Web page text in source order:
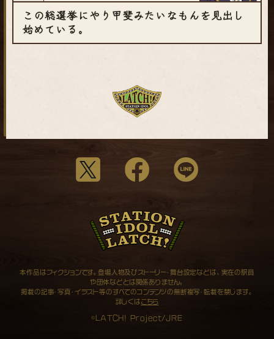
この総選挙にやり甲斐みたいなもんを見出し
始めている。
本作品はフィクションです。登場人物及びストーリー・舞台設定などは、実在の駅員
や団体などとは関係ありません。
掲載の記事・写真・イラスト等のすべてのコンテンツの無断複写・転載を禁じます。
詳しくは こちら
©LATCH! Project/JRE